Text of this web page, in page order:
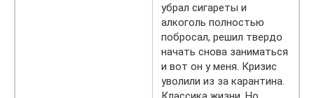
убрал сигареты и
алкоголь полностью
побросал, решил твердо
начать снова заниматься
и вот он у меня. Кризис
уволили из за карантина.